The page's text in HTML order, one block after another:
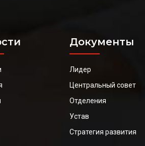
Документы
Лидер
Центральный совет
Отделения
Устав
Стратегия развития